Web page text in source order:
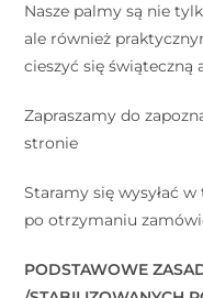
Nasze palmy są nie
ale również
cieszyć się świąteczną
Zapraszamy do
stronie
Staramy się wysyłać
po otrzymaniu
PODSTAWOWE